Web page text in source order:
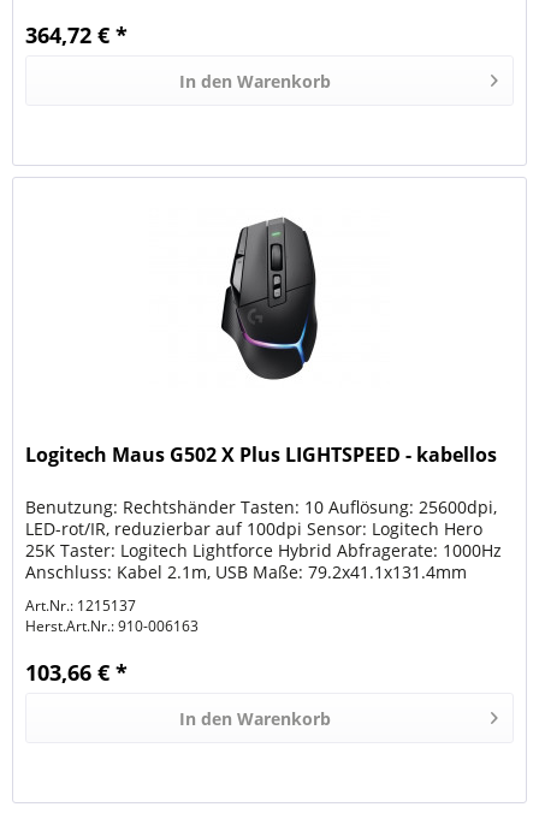
364,72 € *
In den Warenkorb
Logitech Maus G502 X Plus LIGHTSPEED - kabellos
Benutzung: Rechtshänder Tasten: 10 Auflösung: 25600dpi,
LED-rot/IR, reduzierbar auf 100dpi Sensor: Logitech Hero
25K Taster: Logitech Lightforce Hybrid Abfragerate: 1000Hz
Anschluss: Kabel 2.1m, USB Maße: 79.2x41.1x131.4mm
Art.Nr.: 1215137
Herst.Art.Nr.:910-006163
103,66 € *
In den Warenkorb